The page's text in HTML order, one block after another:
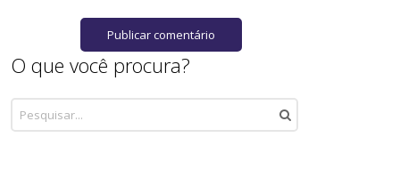
O que você procura?